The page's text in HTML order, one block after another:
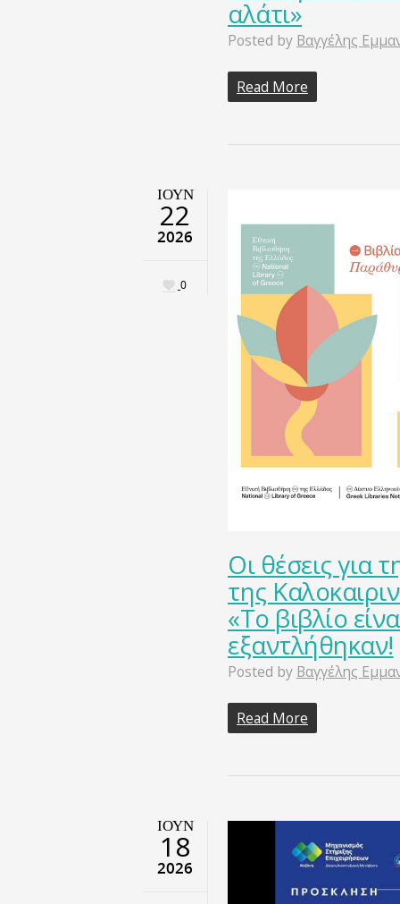
αλάτι»
Posted by Βαγγέλης
Read More
ΙΟΎΝ
22
2026
0
Οι θέσεις για
της
«Το βιβλίο
εξαντλήθηκαν!
Posted by Βαγγέλης
Read More
ΙΟΎΝ
18
2026